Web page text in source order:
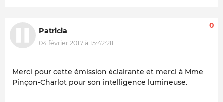
Patricia
04 février 2017 à 15:42:28
0
Merci pour cette émission éclairante et merci à Mme
Pinçon-Charlot pour son intelligence lumineuse.